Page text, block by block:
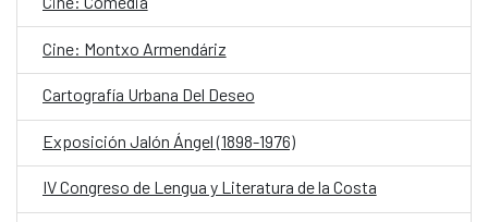
Cine: Montxo Armendáriz
Cartografía Urbana Del Deseo
Exposición Jalón Ángel (1898-1976)
IV Congreso de Lengua y Literatura de la Costa